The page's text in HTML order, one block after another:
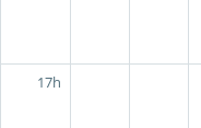
17h